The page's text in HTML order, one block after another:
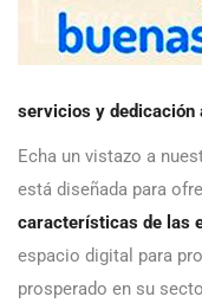
servicios y dedicación
Echa un vistazo a
está diseñada para
características de las
espacio digital para
prosperado en su